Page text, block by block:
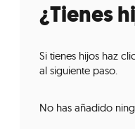
¿Tienes
Si tienes hijos haz
al siguiente paso.
No has añadido